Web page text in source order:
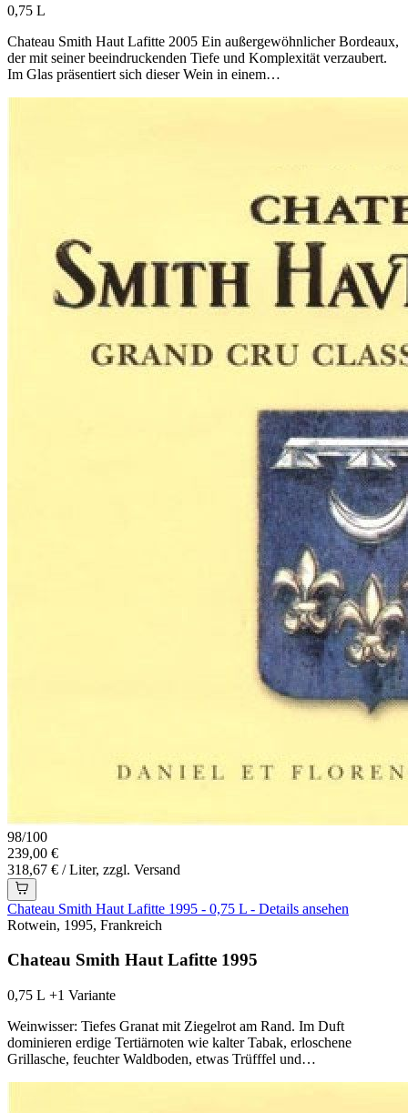
0,75 L
Chateau Smith Haut Lafitte 2005 Ein außergewöhnlicher Bordeaux,
der mit seiner beeindruckenden Tiefe und Komplexität verzaubert.
Im Glas präsentiert sich dieser Wein in einem…
98/100
239,00 €
318,67 € / Liter, zzgl. Versand
Chateau Smith Haut Lafitte 1995 - 0,75 L - Details ansehen
Rotwein, 1995, Frankreich
Chateau Smith Haut Lafitte 1995
0,75 L +1 Variante
Weinwisser: Tiefes Granat mit Ziegelrot am Rand. Im Duft
dominieren erdige Tertiärnoten wie kalter Tabak, erloschene
Grillasche, feuchter Waldboden, etwas Trüfffel und…